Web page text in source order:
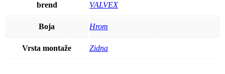
brend VALVEX
Boja Hrom
Vrsta montaže Zidna